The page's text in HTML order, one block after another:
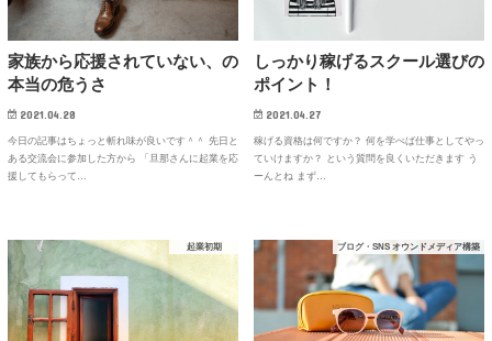
家族から応援されていない、の
本当の危うさ
2021.04.28
今日の記事はちょっと斬れ味が良いです＾＾ 先日と
ある交流会に参加した方から 「旦那さんに起業を応
援してもらって…
しっかり稼げるスクール選びの
ポイント！
2021.04.27
稼げる資格は何ですか？ 何を学べば仕事としてやっ
ていけますか？ という質問を良くいただきます う
ーんとね まず…
起業初期 ブログ・SNS オウンドメディア構築